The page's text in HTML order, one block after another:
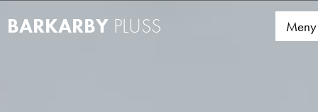
Barkarby Pluss –
BARKARBY PLUSS Meny